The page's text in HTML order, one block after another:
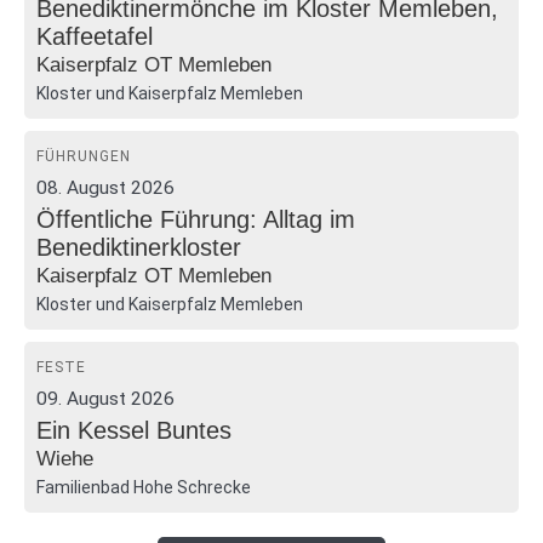
Benediktinermönche im Kloster Memleben,
Kaffeetafel
Kaiserpfalz OT Memleben
Kloster und Kaiserpfalz Memleben
FÜHRUNGEN
08. August 2026
Öffentliche Führung: Alltag im
Benediktinerkloster
Kaiserpfalz OT Memleben
Kloster und Kaiserpfalz Memleben
FESTE
09. August 2026
Ein Kessel Buntes
Wiehe
Familienbad Hohe Schrecke